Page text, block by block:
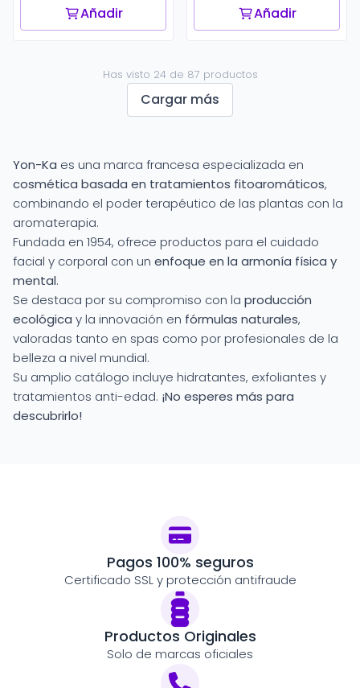
Añadir Añadir
Has visto 24 de 87 productos
Cargar más
Yon-Ka es una marca francesa especializada en
cosmética basada en tratamientos fitoaromáticos,
combinando el poder terapéutico de las plantas con la
aromaterapia.
Fundada en 1954, ofrece productos para el cuidado
facial y corporal con un enfoque en la armonía física y
mental.
Se destaca por su compromiso con la producción
ecológica y la innovación en fórmulas naturales,
valoradas tanto en spas como por profesionales de la
belleza a nivel mundial.
Su amplio catálogo incluye hidratantes, exfoliantes y
tratamientos anti-edad. ¡No esperes más para
descubrirlo!
Pagos 100% seguros
Certificado SSL y protección antifraude
Productos Originales
Solo de marcas oficiales